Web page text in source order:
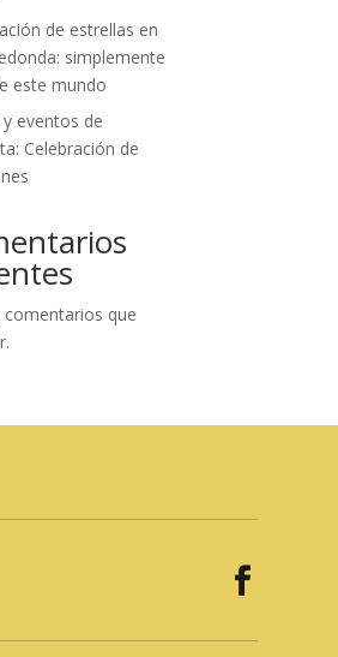
de estrellas en
simplemente
este mundo
eventos de
Celebración de
comentarios que